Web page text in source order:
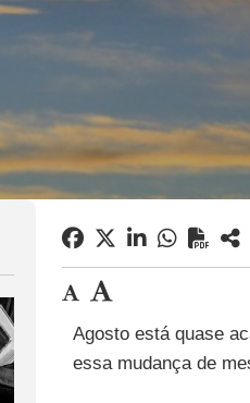
Agosto está quase
essa mudança de